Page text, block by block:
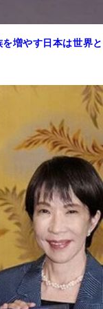
増やす日本は世界と